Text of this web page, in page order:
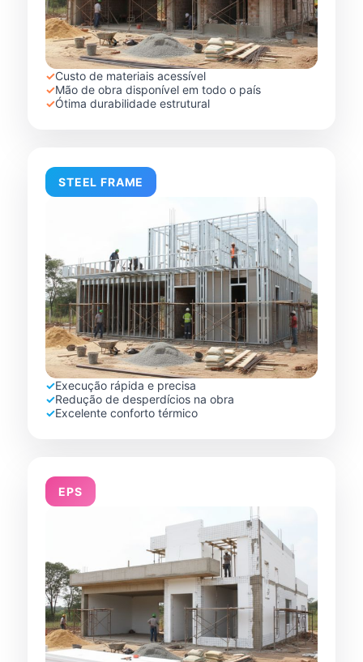
✓Custo de materiais acessível
✓Mão de obra disponível em todo o país
✓Ótima durabilidade estrutural
STEEL FRAME
✓Execução rápida e precisa
✓Redução de desperdícios na obra
✓Excelente conforto térmico
EPS